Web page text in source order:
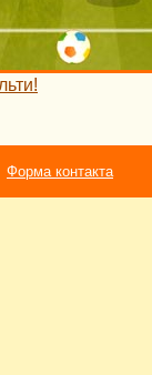
Форма контакта